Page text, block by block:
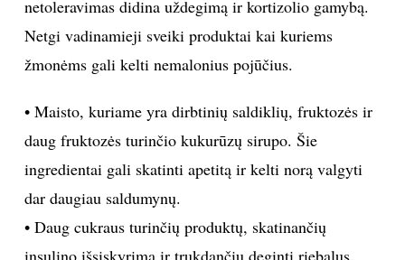
Obuolio formos figūrą neretai lemia didelis kortizolio
kiekis, kuris savo ruožtu didina insulino išsiskyrimą ir
taip skatina riebalų kaupimąsi ant liemens.
Pagrindiniai maisto produktai, kurių turėtumėte
vengti:
• Bet kokio maisto, kuriam esate jautrūs. Maisto
netoleravimas didina uždegimą ir kortizolio gamybą.